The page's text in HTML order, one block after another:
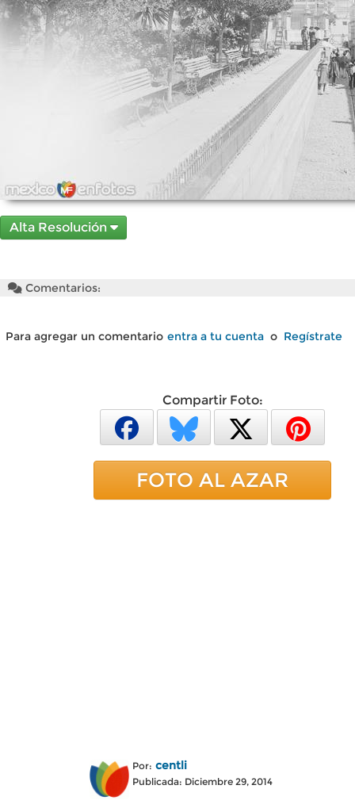
Alta Resolución
Comentarios:
Para agregar un comentario entra a tu cuenta o Regístrate
Compartir Foto:
FOTO AL AZAR
Por: centli
Publicada: Diciembre 29, 2014